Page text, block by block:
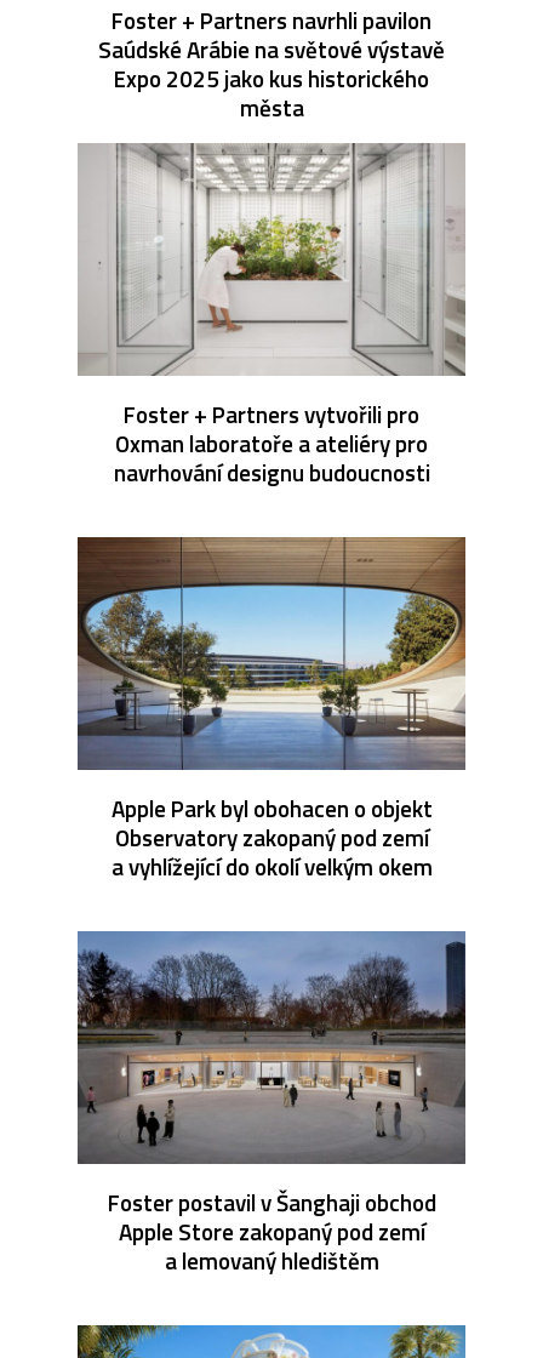
Foster + Partners navrhli pavilon
Saúdské Arábie na světové výstavě
Expo 2025 jako kus historického
města
Foster + Partners vytvořili pro
Oxman laboratoře a ateliéry pro
navrhování designu budoucnosti
Apple Park byl obohacen o objekt
Observatory zakopaný pod zemí
a vyhlížející do okolí velkým okem
Foster postavil v Šanghaji obchod
Apple Store zakopaný pod zemí
a lemovaný hledištěm